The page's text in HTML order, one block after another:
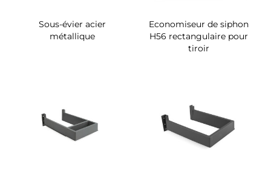
Sous-évier acier
métallique
Economiseur de siphon
H56 rectangulaire pour
tiroir